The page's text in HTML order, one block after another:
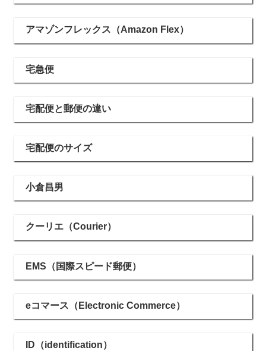
アマゾンフレックス（Amazon Flex）
宅急便
宅配便と郵便の違い
宅配便のサイズ
小倉昌男
クーリエ（Courier）
EMS（国際スピード郵便）
eコマース（Electronic Commerce）
ID（identification）